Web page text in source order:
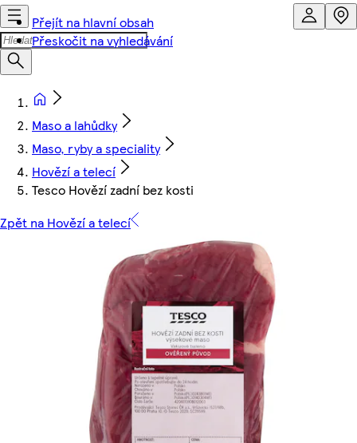
Přejít na hlavní obsah
Přeskočit na vyhledávání
Maso a lahůdky
Maso, ryby a speciality
Hovězí a telecí
Tesco Hovězí zadní bez kosti
Zpět na Hovězí a telecí